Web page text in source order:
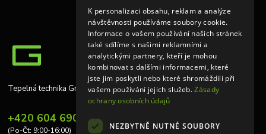
Tepelná technika Greeneco
+420 604 690 848
(Po-Čt: 9:00-16:00)
K personalizaci obsahu, reklam a analýze
návštěvnosti používáme soubory cookie.
Informace o vašem používání našich stránek
také sdílíme s našimi reklamními a
analytickými partnery, kteří je mohou
kombinovat s dalšími informacemi, které
jste jim poskytli nebo které shromáždili při
vašem používání jejich služeb.Zásady
ochrany osobních údajů
NEZBYTNĚ NUTNÉ SOUBORY